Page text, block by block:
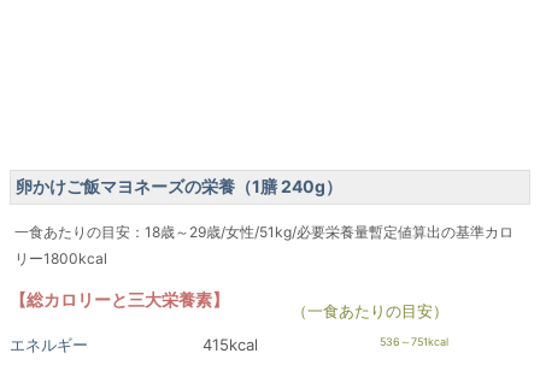
卵かけご飯マヨネーズの栄養（1膳 240g）
一食あたりの目安：18歳～29歳/女性/51kg/必要栄養量暫定値算出の基準カロ
リー1800kcal
【総カロリーと三大栄養素】
（一食あたりの目安）
エネルギー
415kcal